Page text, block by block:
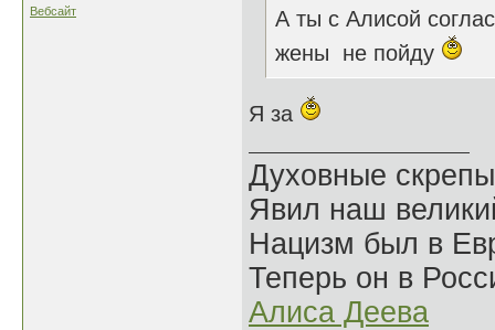
Вебсайт
А ты с Алисой
жены не пойду
Я за
Духовные
Явил наш
Нацизм был в
Теперь он в
Алиса Деева